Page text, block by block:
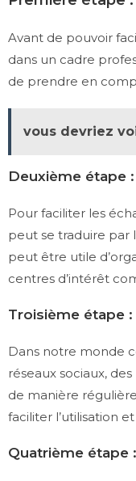
Avant de pouvoir
dans un cadre
de prendre en
vous devriez
Deuxième étape
Pour faciliter les
peut se traduire par
peut être utile
centres d’intérêt
Troisième étape
Dans notre monde
réseaux sociaux,
de manière
faciliter l’utilisation
Quatrième étape